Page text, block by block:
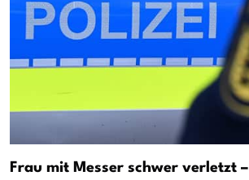
Frau mit Messer schwer verletzt –